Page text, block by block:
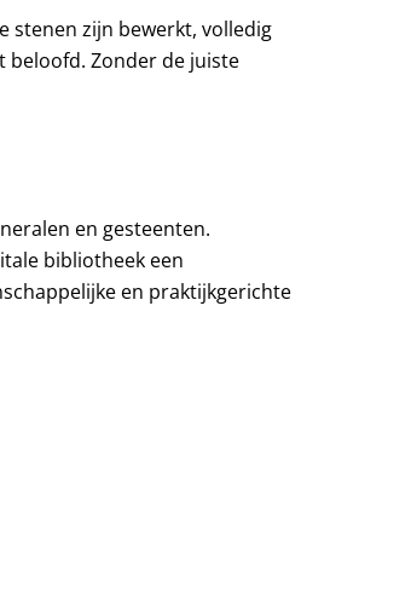
stenen zijn bewerkt, volledig
beloofd. Zonder de juiste
en gesteenten.
bibliotheek een
en praktijkgerichte